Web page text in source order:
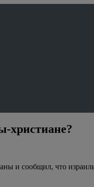
христиане?
и сообщил, что